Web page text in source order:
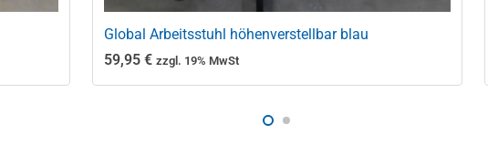
Global Arbeitsstuhl höhenverstellbar blau
59,95€ zzgl. 19% MwSt